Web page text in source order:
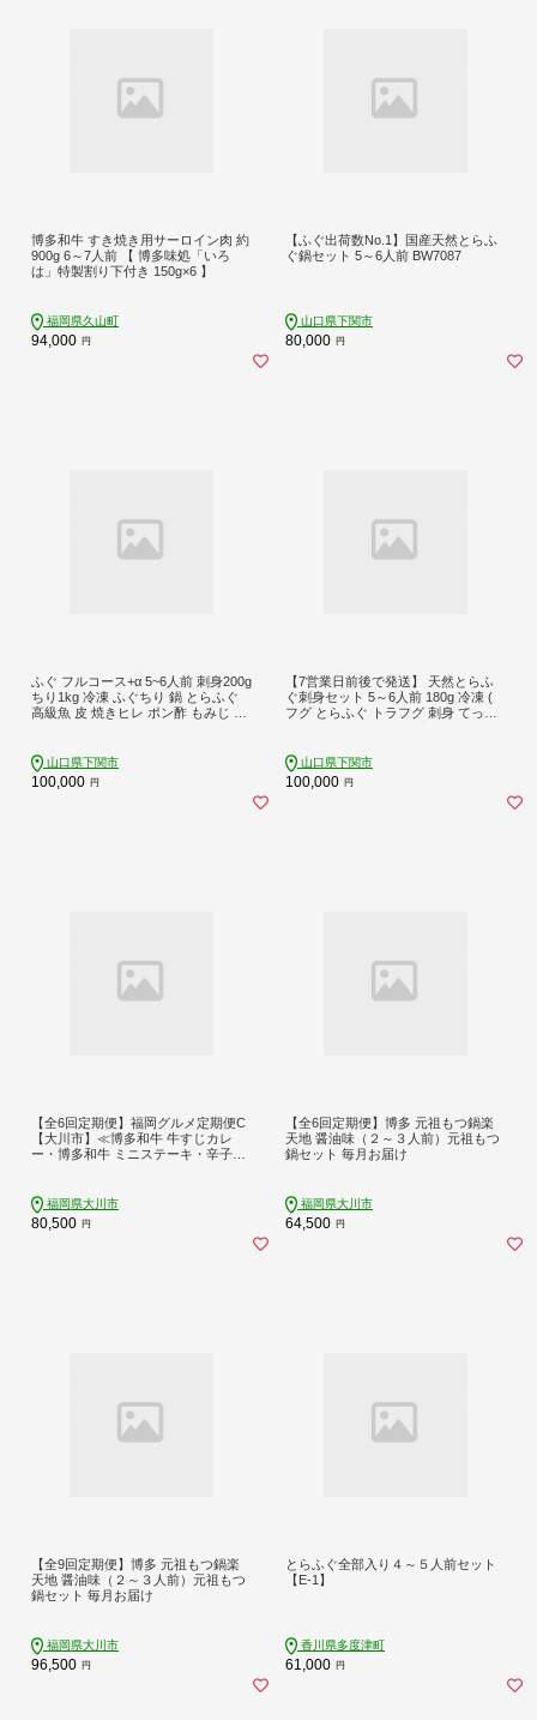
博多和牛 すき焼き用サーロイン肉 約
900g 6～7人前 【 博多味処「いろ
は」特製割り下付き 150g×6 】
福岡県久山町
94,000 円
【ふぐ出荷数No.1】国産天然とらふ
ぐ鍋セット 5～6人前 BW7087
山口県下関市
80,000 円
ふぐ フルコース+α 5~6人前 刺身200g
ちり1kg 冷凍 ふぐちり 鍋 とらふぐ
高級魚 皮 焼きヒレ ポン酢 もみじ 付
山口県下関市
100,000 円
【7営業日前後で発送】 天然とらふ
ぐ刺身セット 5～6人前 180g 冷凍 (
フグ とらふぐ トラフグ 刺身 てっさ
贈答 祝い お中元 記念日 父の日 冬 )
下関 山口
山口県下関市
100,000 円
【全6回定期便】福岡グルメ定期便C
【大川市】≪博多和牛 牛すじカレ
ー・博多和牛 ミニステーキ・辛子明
ラーメン≫
福岡県大川市
80,500 円
【全6回定期便】博多 元祖もつ鍋楽
天地 醤油味（２～３人前）元祖もつ
鍋セット 毎月お届け
福岡県大川市
64,500 円
【全9回定期便】博多 元祖もつ鍋楽
天地 醤油味（２～３人前）元祖もつ
鍋セット 毎月お届け
福岡県大川市
96,500 円
とらふぐ全部入り４～５人前セット
【E-1】
香川県多度津町
61,000 円